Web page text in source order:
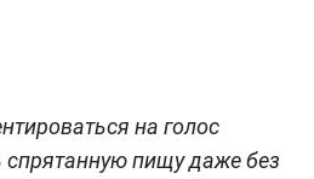
на голос
спрятанную пищу даже без